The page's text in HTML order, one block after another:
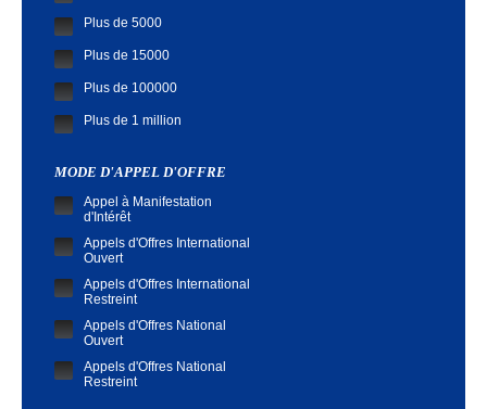
Plus de 5000
Plus de 15000
Plus de 100000
Plus de 1 million
MODE D'APPEL D'OFFRE
Appel à Manifestation
d'Intérêt
Appels d'Offres International
Ouvert
Appels d'Offres International
Restreint
Appels d'Offres National
Ouvert
Appels d'Offres National
Restreint